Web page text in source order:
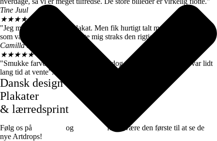
Tine Juul
★★★★★
"Jeg modtog en forkert plakat. Men fik hurtigt talt med kundeservice
som var super søde og sendte mig straks den rigtige".
Camilla Høj
★★★★★
"Smukke farver og motiver, de kom dog først efter 7 dage, det var lidt
lang tid at vente".
Dansk design
Plakater
& lærredsprint
Følg os på og instagramfor at være den første til at se de
nye Artdrops!